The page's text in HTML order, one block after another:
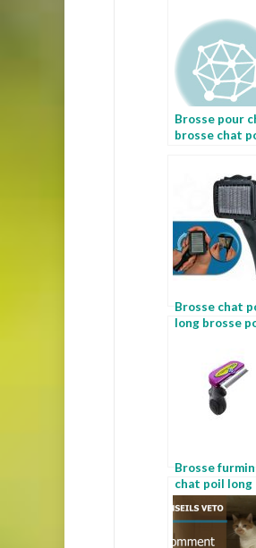
Brosse pour
brosse chat
Brosse chat
long brosse
Brosse
chat poil long
brosse
chat